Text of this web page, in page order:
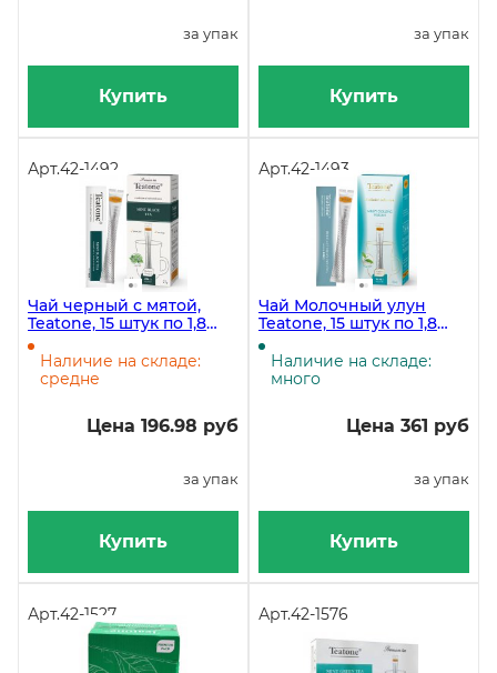
за упак
Купить
за упак
Купить
Арт.42-1492
Чай черный с мятой,
Teatone, 15 штук по 1,8
грамм
Наличие на складе:
средне
Цена 196.98 руб
за упак
Купить
Арт.42-1493
Чай Молочный улун
Teatone, 15 штук по 1,8
грамм
Наличие на складе:
много
Цена 361 руб
за упак
Купить
Арт.42-1527 Арт.42-1576